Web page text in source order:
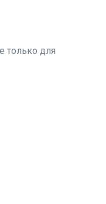
только для